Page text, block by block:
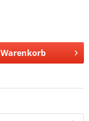
Warenkorb